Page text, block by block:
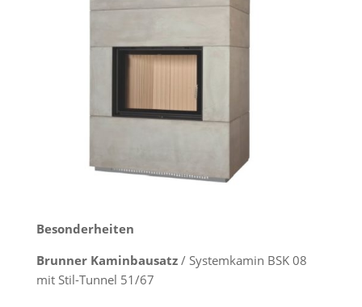
Besonderheiten
Brunner Kaminbausatz/ Systemkamin BSK 08
mit Stil-Tunnel 51/67